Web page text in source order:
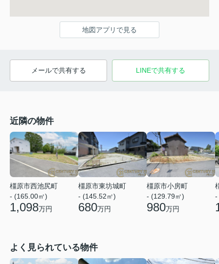
地図アプリで見る
メールで共有する LINEで共有する
近隣の物件
橿原市西池尻町
- (165.00㎡)
1,098万円
橿原市東坊城町
- (145.52㎡)
680万円
橿原市小房町
- (129.79㎡)
980万円
-
よく見られている物件